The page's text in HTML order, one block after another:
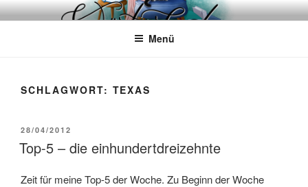
Zum
InhaltWÖRTERKATZE
Von Büchern erzählen
Menü
SCHLAGWORT: TEXAS
VERÖFFENTLICHT
AM
28/04/2012
Top-5 – die einhundertdreizehnte
Zeit für meine Top-5 der Woche. Zu Beginn der Woche